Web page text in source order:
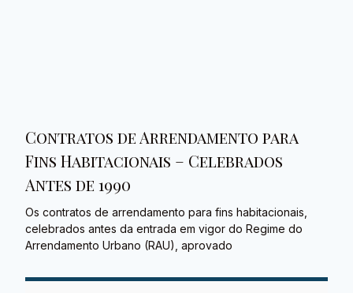
Contratos de Arrendamento para
Fins Habitacionais – Celebrados
Antes de 1990
Os contratos de arrendamento para fins habitacionais,
celebrados antes da entrada em vigor do Regime do
Arrendamento Urbano (RAU), aprovado